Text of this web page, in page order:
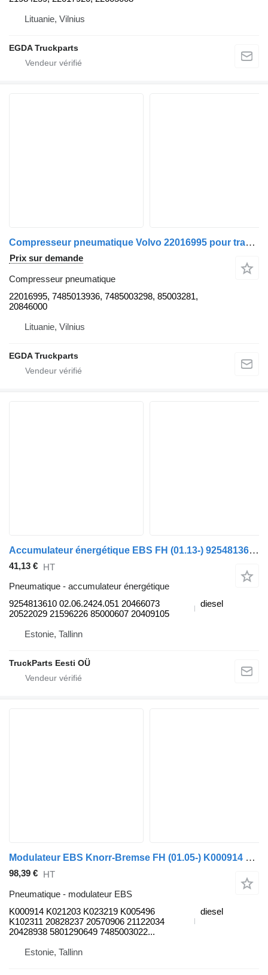
Lituanie, Vilnius
EGDA Truckparts
Compresseur pneumatique Volvo 22016995 pour tracteur routier Volvo
Prix sur demande
Compresseur pneumatique
22016995, 7485013936, 7485003298, 85003281,
20846000
Lituanie, Vilnius
EGDA Truckparts
Accumulateur énergétique EBS FH (01.13-) 9254813610 pour tracteur routier Volvo FH, FM, FMX-4 series (2013-)
41,13 € HT
Pneumatique - accumulateur énergétique
9254813610 02.06.2424.051 20466073
20522029 21596226 85000607 20409105
diesel
Estonie, Tallinn
TruckParts Eesti OÜ
Modulateur EBS Knorr-Bremse FH (01.05-) K000914 pour tracteur routier Volvo FH12, FH16, NH12, FH, VNL780 (1993-2014)
98,39 € HT
Pneumatique - modulateur EBS
K000914 K021203 K023219 K005496
K102311 20828237 20570906 21122034
20428938 5801290649 7485003022...
diesel
Estonie, Tallinn